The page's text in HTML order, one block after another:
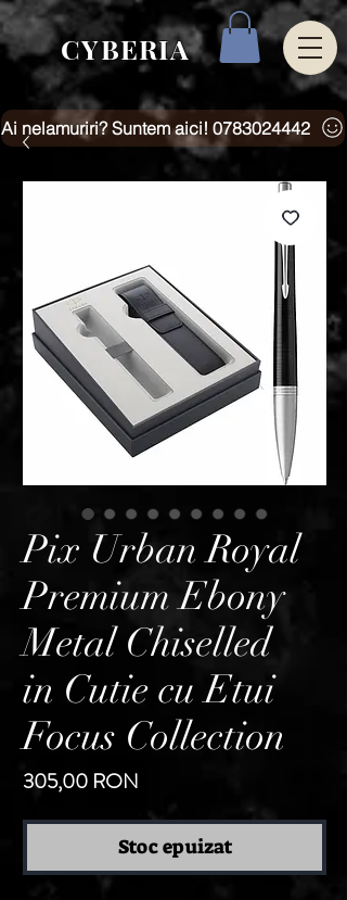
CYBERIA
Ai nelamuriri? Suntem aici! 0783024442
Pix Urban Royal
Premium Ebony
Metal Chiselled
in Cutie cu Etui
Focus Collection
305,00 RON
Stoc epuizat